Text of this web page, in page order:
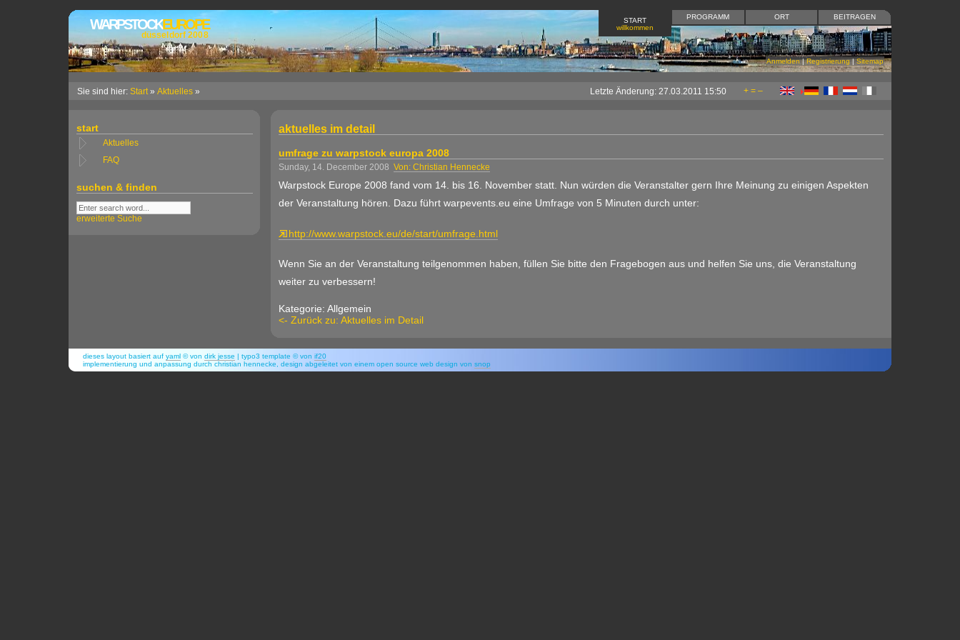
Anmelden|Registrierung|Sitemap
WARPSTOCKEUROPE
düsseldorf 2008
BEITRAGEN
ORT
PROGRAMM
START
willkommen
Sie sind hier: Start» Aktuelles» + = –
Letzte Änderung: 27.03.2011 15:50
start
Aktuelles
FAQ
suchen & finden
erweiterte Suche
aktuelles im detail
umfrage zu warpstock europa 2008
Sunday, 14. December 2008 Von: Christian Hennecke
Warpstock Europe 2008 fand vom 14. bis 16. November statt. Nun würden die Veranstalter gern Ihre Meinung zu einigen Aspekten
der Veranstaltung hören. Dazu führt warpevents.eu eine Umfrage von 5 Minuten durch unter:
http://www.warpstock.eu/de/start/umfrage.html
Wenn Sie an der Veranstaltung teilgenommen haben, füllen Sie bitte den Fragebogen aus und helfen Sie uns, die Veranstaltung
weiter zu verbessern!
Kategorie: Allgemein
<- Zurück zu: Aktuelles im Detail
dieses layout basiert aufyaml © vondirk jesse | typo3 template © vonif20
implementierung und anpassung durch christian hennecke, design abgeleitet von einem open source web design vonsnop